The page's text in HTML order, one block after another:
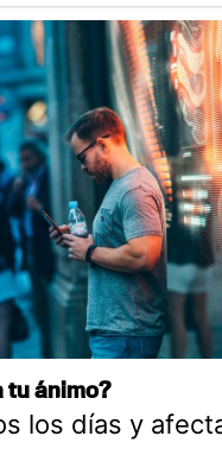
tu ánimo?
los días y